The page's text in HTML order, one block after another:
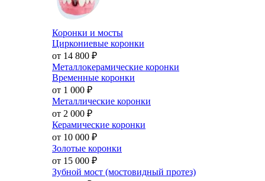
Коронки и мосты
Циркониевые коронки
от 14 800 ₽
Металлокерамические коронки
Временные коронки
от 1 000 ₽
Металлические коронки
от 2 000 ₽
Керамические коронки
от 10 000 ₽
Золотые коронки
от 15 000 ₽
Зубной мост (мостовидный протез)